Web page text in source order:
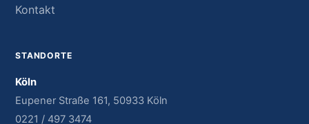
Kontakt
STANDORTE
Köln
Eupener Straße 161, 50933 Köln
0221 / 497 3474